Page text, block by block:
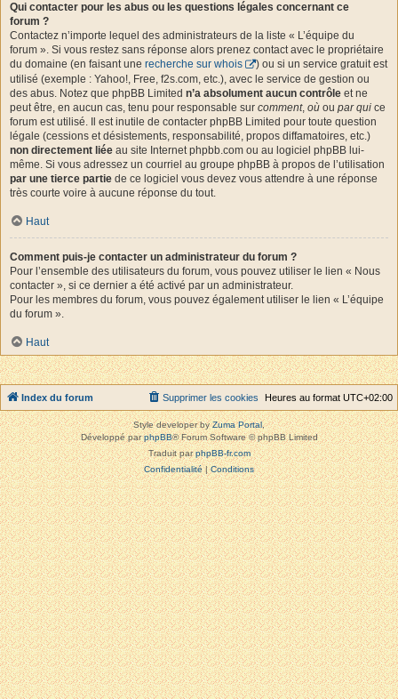
Qui contacter pour les abus ou les questions légales concernant ce
forum ?
Contactez n’importe lequel des administrateurs de la liste « L’équipe du
forum ». Si vous restez sans réponse alors prenez contact avec le propriétaire
du domaine (en faisant une recherche sur whois
) ou si un service gratuit est
utilisé (exemple : Yahoo!, Free, f2s.com, etc.), avec le service de gestion ou
des abus. Notez que phpBB Limited n’a absolument aucun contrôle et ne
peut être, en aucun cas, tenu pour responsable sur comment, où ou par qui ce
forum est utilisé. Il est inutile de contacter phpBB Limited pour toute question
légale (cessions et désistements, responsabilité, propos diffamatoires, etc.)
non directement liée au site Internet phpbb.com ou au logiciel phpBB lui-
même. Si vous adressez un courriel au groupe phpBB à propos de l’utilisation
par une tierce partie de ce logiciel vous devez vous attendre à une réponse
très courte voire à aucune réponse du tout.
Haut
Comment puis-je contacter un administrateur du forum ?
Pour l’ensemble des utilisateurs du forum, vous pouvez utiliser le lien « Nous
contacter », si ce dernier a été activé par un administrateur.
Pour les membres du forum, vous pouvez également utiliser le lien « L’équipe
du forum ».
Haut
Index du forum Heures au format UTC+02:00
Supprimer les cookies
Style developer byZuma Portal,
Développé parphpBB® Forum Software © phpBB Limited
Traduit parphpBB-fr.com
Confidentialité|Conditions